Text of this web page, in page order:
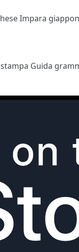
Impara
Guida